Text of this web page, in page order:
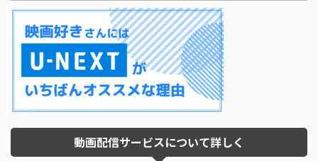
動画配信サービスについて詳しく